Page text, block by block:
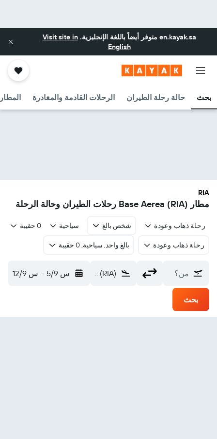
en.kayak.sa متوفر أيضاً باللغة الإنجليزية.Visit site in
English
بحث حالة رحلة الطيران الرحلات القادمة والمغادرة
RIA
مطار Base Aerea (RIA) رحلات الطيران وحالة الرحلة
رحلة ذهاب وعودة شخص بالغ سياحية 0 حقيبة
رحلة ذهاب وعودة بالغ واحد, سياحية, 0 حقيبة
من؟ Base Aerea (RIA) س 5/9 - س 12/9
بحث